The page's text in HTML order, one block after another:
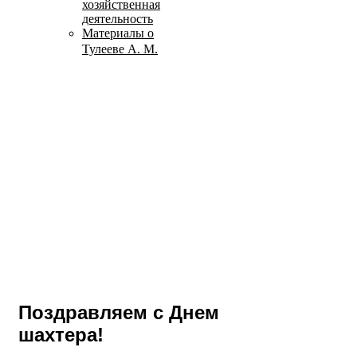
хозяйственная
деятельность
Материалы о
Тулееве А. М.
Поздравляем с Днем
шахтера!